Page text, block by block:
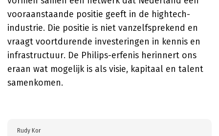
vooraanstaande positie geeft in de hightech-
industrie. Die positie is niet vanzelfsprekend en
vraagt voortdurende investeringen in kennis en
infrastructuur. De Philips-erfenis herinnert ons
eraan wat mogelijk is als visie, kapitaal en talent
samenkomen.
Rudy Kor